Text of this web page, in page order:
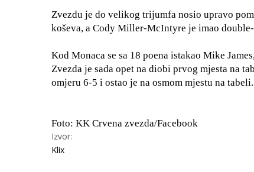
Zvezdu je do velikog trijumfa nosio upravo
koševa, a Cody Miller-McIntyre je imao
Kod Monaca se sa 18 poena istakao Mike
Zvezda je sada opet na diobi prvog mjesta na
omjeru 6-5 i ostao je na osmom mjestu na tabeli.
Foto: KK Crvena zvezda/Facebook
Izvor:
Klix